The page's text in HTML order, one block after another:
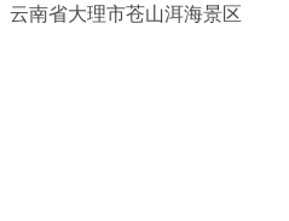
云南省大理市苍山洱海景区